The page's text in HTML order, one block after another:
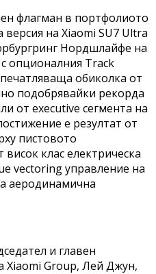
флагман в портфолиото
версия на Xiaomi SU7 Ultra
Нордшлайфе на
опционалния Track
обиколка от
подобрявайки рекорда
от executive сегмента на
е резултат от
пистовото
клас електрическа
vectoring управление на
аеродинамична
и главен
Xiaomi Group, Лей Джун,